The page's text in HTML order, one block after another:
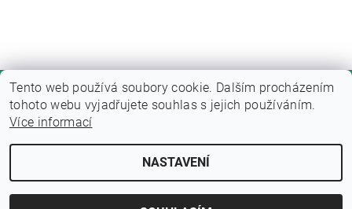
2026 © Fitness zone, všechna práva vyhrazenaUpravit nastavení cookies
Tento web používá soubory cookie. Dalším procházením
tohoto webu vyjadřujete souhlas s jejich používáním.
Více informací
NASTAVENÍ